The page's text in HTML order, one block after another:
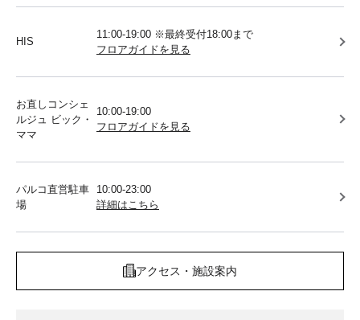
HIS
11:00-19:00 ※最終受付18:00まで
フロアガイドを見る
お直しコンシェ
ルジュ ビック・
ママ
10:00-19:00
フロアガイドを見る
パルコ直営駐車
場
10:00-23:00
詳細はこちら
アクセス・施設案内